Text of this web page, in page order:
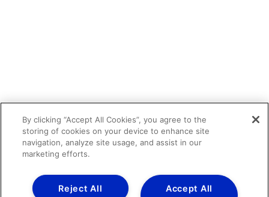
By clicking “Accept All Cookies”, you agree to the
storing of cookies on your device to enhance site
navigation, analyze site usage, and assist in our
marketing efforts.
Accept All
Reject All